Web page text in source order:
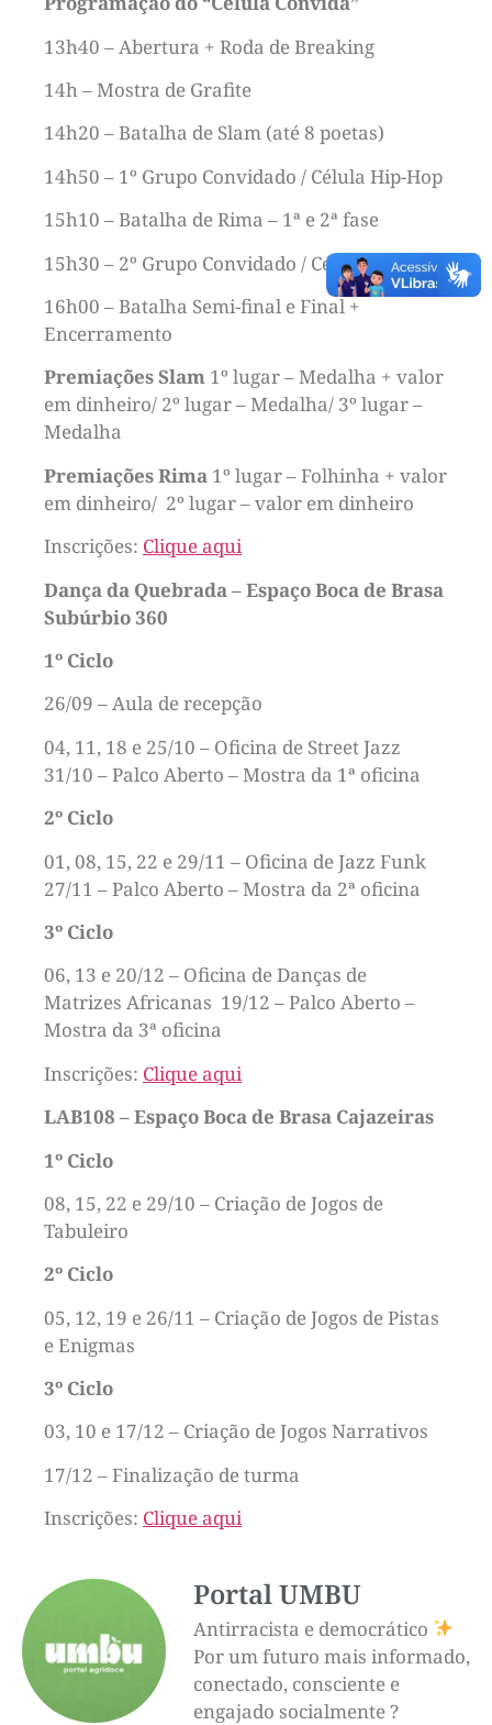
13h40 – Abertura + Roda de Breaking
14h – Mostra de Grafite
14h20 – Batalha de Slam (até 8 poetas)
14h50 – 1º Grupo Convidado / Célula Hip-Hop
15h10 – Batalha de Rima – 1ª e 2ª fase
15h30 – 2º Grupo Convidado / Célula Hip-Hop
16h00 – Batalha Semi-final e Final +
Encerramento
Premiações Slam 1º lugar – Medalha + valor
em dinheiro/ 2º lugar – Medalha/ 3º lugar –
Medalha
Premiações Rima 1º lugar – Folhinha + valor
em dinheiro/ 2º lugar – valor em dinheiro
Inscrições: Clique aqui
Dança da Quebrada – Espaço Boca de Brasa
Subúrbio 360
1º Ciclo
26/09 – Aula de recepção
04, 11, 18 e 25/10 – Oficina de Street Jazz
31/10 – Palco Aberto – Mostra da 1ª oficina
2º Ciclo
01, 08, 15, 22 e 29/11 – Oficina de Jazz Funk
27/11 – Palco Aberto – Mostra da 2ª oficina
3º Ciclo
06, 13 e 20/12 – Oficina de Danças de
Matrizes Africanas 19/12 – Palco Aberto –
Mostra da 3ª oficina
Inscrições: Clique aqui
LAB108 – Espaço Boca de Brasa Cajazeiras
1º Ciclo
08, 15, 22 e 29/10 – Criação de Jogos de
Tabuleiro
2º Ciclo
05, 12, 19 e 26/11 – Criação de Jogos de Pistas
e Enigmas
3º Ciclo
03, 10 e 17/12 – Criação de Jogos Narrativos
17/12 – Finalização de turma
Inscrições: Clique aqui
Portal UMBU
Antirracista e democrático
Por um futuro mais informado,
conectado, consciente e
engajado socialmente ?